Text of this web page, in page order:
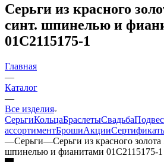
Серьги из красного
синт. шпинелью и
01С2115175-1
Главная
—
Каталог
—
Все изделия
СерьгиКольцаБраслетыСвадьба
ассортиментБрошиАкции
—Серьги—Серьги из красного
шпинелью и фианитами 01С2115175-1